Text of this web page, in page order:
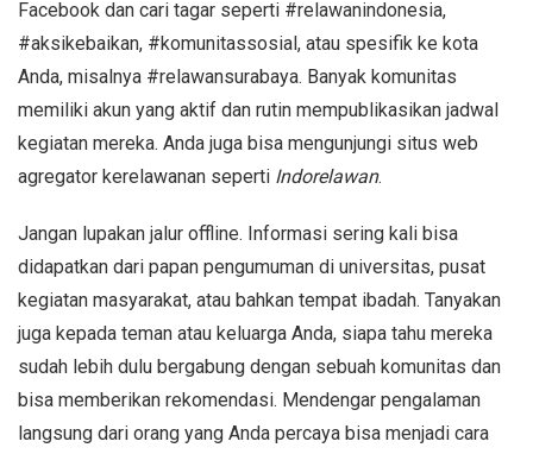
Facebook dan cari tagar seperti #relawanindonesia,
#aksikebaikan, #komunitassosial, atau spesifik ke kota
Anda, misalnya #relawansurabaya. Banyak komunitas
memiliki akun yang aktif dan rutin mempublikasikan jadwal
kegiatan mereka. Anda juga bisa mengunjungi situs web
agregator kerelawanan seperti Indorelawan.
Jangan lupakan jalur offline. Informasi sering kali bisa
didapatkan dari papan pengumuman di universitas, pusat
kegiatan masyarakat, atau bahkan tempat ibadah. Tanyakan
juga kepada teman atau keluarga Anda, siapa tahu mereka
sudah lebih dulu bergabung dengan sebuah komunitas dan
bisa memberikan rekomendasi. Mendengar pengalaman
langsung dari orang yang Anda percaya bisa menjadi cara